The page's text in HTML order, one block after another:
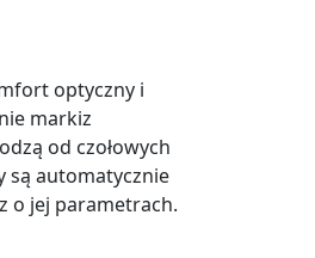
optyczny i
markiz
od czołowych
są automatycznie
o jej parametrach.